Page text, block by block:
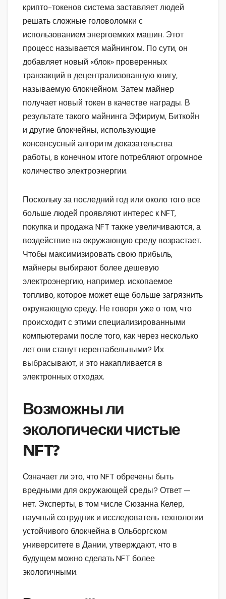
крипто-токенов система заставляет людей
решать сложные головоломки с
использованием энергоемких машин. Этот
процесс называется майнингом. По сути, он
добавляет новый «блок» проверенных
транзакций в децентрализованную книгу,
называемую блокчейном. Затем майнер
получает новый токен в качестве награды. В
результате такого майнинга Эфириум, Биткойн
и другие блокчейны, использующие
консенсусный алгоритм доказательства
работы, в конечном итоге потребляют огромное
количество электроэнергии.
Поскольку за последний год или около того все
больше людей проявляют интерес к NFT,
покупка и продажа NFT также увеличиваются, а
воздействие на окружающую среду возрастает.
Чтобы максимизировать свою прибыль,
майнеры выбирают более дешевую
электроэнергию, например. ископаемое
топливо, которое может еще больше загрязнить
окружающую среду. Не говоря уже о том, что
происходит с этими специализированными
компьютерами после того, как через несколько
лет они станут нерентабельными? Их
выбрасывают, и это накапливается в
электронных отходах.
Возможны ли
экологически чистые
NFT?
Означает ли это, что NFT обречены быть
вредными для окружающей среды? Ответ —
нет. Эксперты, в том числе Сюзанна Келер,
научный сотрудник и исследователь технологии
устойчивого блокчейна в Ольборгском
университете в Дании, утверждают, что в
будущем можно сделать NFT более
экологичными.